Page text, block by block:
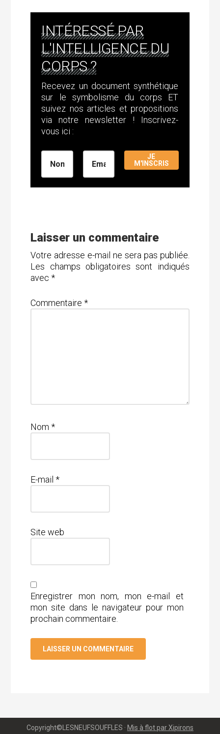
INTÉRESSÉ PAR
L'INTELLIGENCE DU
CORPS ?
Recevez un document synthétique
sur le symbolisme du corps ET
suivez nos articles et propositions
via notre newsletter ! Inscrivez-
vous ici :
JE
M'INSCRIS
Laisser un commentaire
Votre adresse e-mail ne sera pas publiée.
Les champs obligatoires sont indiqués
avec*
Commentaire*
Nom*
E-mail*
Site web
Enregistrer mon nom, mon e-mail et
mon site dans le navigateur pour mon
prochain commentaire.
Copyright©LESNEUFSOUFFLES · Mis à flot par Xipirons